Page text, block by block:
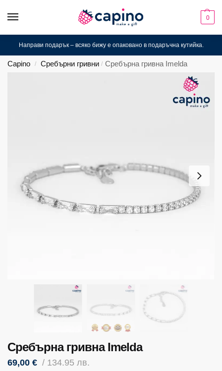
0
Направи подарък – всяко бижу е опаковано в подаръчна кутийка.
Capino / Сребърни гривни / Сребърна гривна Imelda
Сребърна гривна Imelda
69,00 € / 134.95 лв.